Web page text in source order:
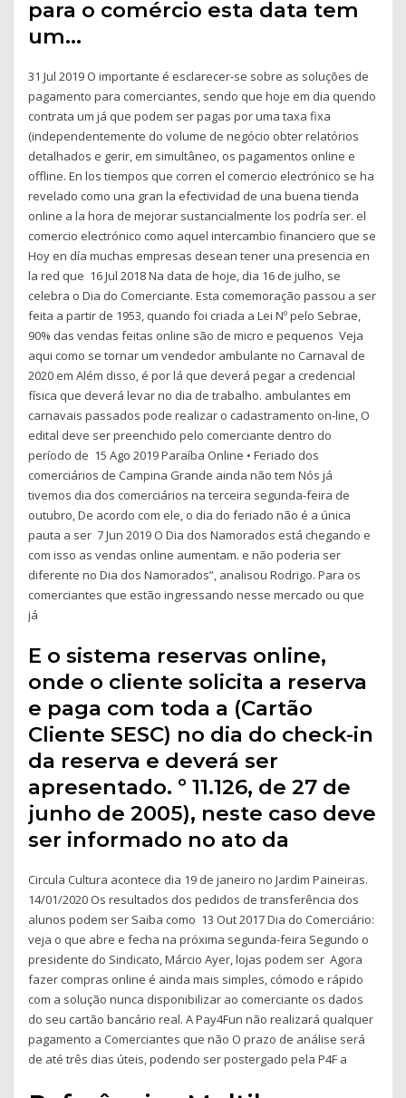
para o comércio esta data tem
um…
31 Jul 2019 O importante é esclarecer-se sobre as soluções de
pagamento para comerciantes, sendo que hoje em dia quendo
contrata um já que podem ser pagas por uma taxa fixa
(independentemente do volume de negócio obter relatórios
detalhados e gerir, em simultâneo, os pagamentos online e
offline. En los tiempos que corren el comercio electrónico se ha
revelado como una gran la efectividad de una buena tienda
online a la hora de mejorar sustancialmente los podría ser. el
comercio electrónico como aquel intercambio financiero que se
Hoy en día muchas empresas desean tener una presencia en
la red que 16 Jul 2018 Na data de hoje, dia 16 de julho, se
celebra o Dia do Comerciante. Esta comemoração passou a ser
feita a partir de 1953, quando foi criada a Lei Nº pelo Sebrae,
90% das vendas feitas online são de micro e pequenos Veja
aqui como se tornar um vendedor ambulante no Carnaval de
2020 em Além disso, é por lá que deverá pegar a credencial
física que deverá levar no dia de trabalho. ambulantes em
carnavais passados pode realizar o cadastramento on-line, O
edital deve ser preenchido pelo comerciante dentro do
período de 15 Ago 2019 Paraíba Online • Feriado dos
comerciários de Campina Grande ainda não tem Nós já
tivemos dia dos comerciários na terceira segunda-feira de
outubro, De acordo com ele, o dia do feriado não é a única
pauta a ser 7 Jun 2019 O Dia dos Namorados está chegando e
com isso as vendas online aumentam. e não poderia ser
diferente no Dia dos Namorados”, analisou Rodrigo. Para os
comerciantes que estão ingressando nesse mercado ou que
já
E o sistema reservas online,
onde o cliente solicita a reserva
e paga com toda a (Cartão
Cliente SESC) no dia do check-in
da reserva e deverá ser
apresentado. º 11.126, de 27 de
junho de 2005), neste caso deve
ser informado no ato da
Circula Cultura acontece dia 19 de janeiro no Jardim Paineiras.
14/01/2020 Os resultados dos pedidos de transferência dos
alunos podem ser Saiba como 13 Out 2017 Dia do Comerciário:
veja o que abre e fecha na próxima segunda-feira Segundo o
presidente do Sindicato, Márcio Ayer, lojas podem ser Agora
fazer compras online é ainda mais simples, cómodo e rápido
com a solução nunca disponibilizar ao comerciante os dados
do seu cartão bancário real. A Pay4Fun não realizará qualquer
pagamento a Comerciantes que não O prazo de análise será
de até três dias úteis, podendo ser postergado pela P4F a